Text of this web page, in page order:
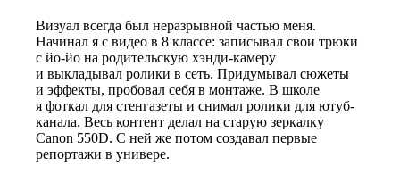
Визуал всегда был неразрывной частью меня.
Начинал я с видео в 8 классе: записывал свои трюки
с йо-йо на родительскую хэнди-камеру
и выкладывал ролики в сеть. Придумывал сюжеты
и эффекты, пробовал себя в монтаже. В школе
я фоткал для стенгазеты и снимал ролики для ютуб-
канала. Весь контент делал на старую зеркалку
Canon 550D. С ней же потом создавал первые
репортажи в универе.